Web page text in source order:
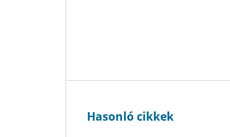
Hasonló cikkek